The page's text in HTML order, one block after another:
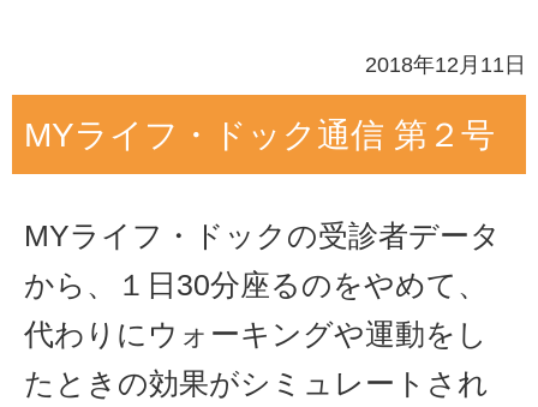
2018年12月11日
MYライフ・ドック通信 第２号
MYライフ・ドックの受診者データ
から、１日30分座るのをやめて、
代わりにウォーキングや運動をし
たときの効果がシミュレートされ